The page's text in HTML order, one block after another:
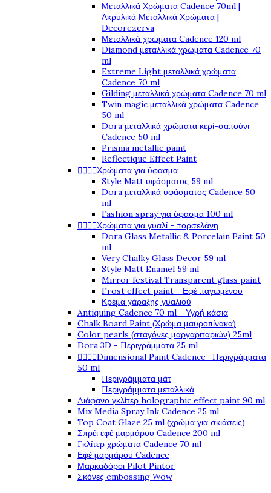
Μεταλλικά Χρώματα Cadence 70ml |
Ακρυλικά Μεταλλικά Χρώματα |
Decorezerva
Μεταλλικά χρώματα Cadence 120 ml
Diamond μεταλλικά χρώματα Cadence 70
ml
Extreme Light μεταλλικά χρώματα
Cadence 70 ml
Gilding μεταλλικά χρώματα Cadence 70 ml
Twin magic μεταλλικά χρώματα Cadence
50 ml
Dora μεταλλικά χρώματα κερί-σαπούνι
Cadence 50 ml
Prisma metallic paint
Reflectique Effect Paint
Χρώματα για ύφασμα
Style Matt υφάσματος 59 ml
Dora μεταλλικά υφάσματος Cadence 50
ml
Fashion spray για ύφασμα 100 ml
Χρώματα για γυαλί - πορσελάνη
Dora Glass Metallic & Porcelain Paint 50
ml
Very Chalky Glass Decor 59 ml
Style Matt Enamel 59 ml
Mirror festival Transparent glass paint
Frost effect paint - Εφέ παγωμένου
Κρέμα χάραξης γυαλιού
Antiquing Cadence 70 ml - Υγρή κάσια
Chalk Board Paint (Χρώμα μαυροπίνακα)
Color pearls (σταγόνες μαργαριταριών) 25ml
Dora 3D - Περιγράμματα 25 ml
Dimensional Paint Cadence- Περιγράμματα
50 ml
Περιγράμματα μάτ
Περιγράμματα μεταλλικά
Διάφανο γκλίτερ holographic effect paint 90 ml
Mix Media Spray Ink Cadence 25 ml
Top Coat Glaze 25 ml (χρώμα για σκιάσεις)
Σπρέι εφέ μαρμάρου Cadence 200 ml
Γκλίτερ χρώματα Cadence 70 ml
Εφέ μαρμάρου Cadence
Μαρκαδόροι Pilot Pintor
Σκόνες embossing Wow